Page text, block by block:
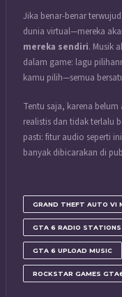
Jika benar-benar
dunia virtual—mereka
mereka sendiri. Musik
dalam game: lagu
kamu pilih—semua
Tentu saja, karena
realistis dan tidak terlalu
pasti: fitur audio seperti
banyak dibicarakan di
GRAND THEFT AUTO VI
GTA 6 RADIO STATIONS
GTA 6 UPLOAD MUSIC
ROCKSTAR GAMES